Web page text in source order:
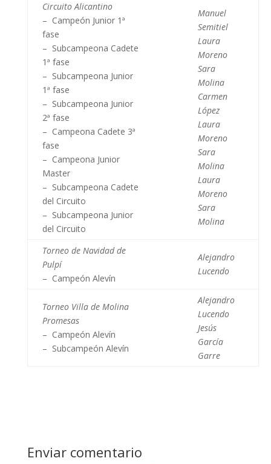
Circuito Alicantino
– Campeón Junior 1ª
fase
– Subcampeona Cadete
1ª fase
– Subcampeona Junior
1ª fase
– Subcampeona Junior
2ª fase
– Campeona Cadete 3ª
fase
– Campeona Junior
Master
– Subcampeona Cadete
del Circuito
– Subcampeona Junior
del Circuito
Manuel
Semitiel
Laura
Moreno
Sara
Molina
Carmen
López
Laura
Moreno
Sara
Molina
Laura
Moreno
Sara
Molina
Torneo de Navidad de
Pulpí
– Campeón Alevín
Alejandro
Lucendo
Torneo Villa de Molina
Promesas
– Campeón Alevín
– Subcampeón Alevín
Alejandro
Lucendo
Jesús
García
Garre
Enviar comentario